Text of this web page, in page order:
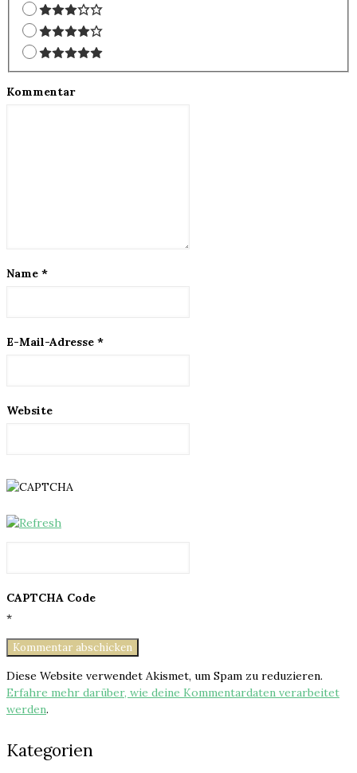
Kommentar
Name *
E-Mail-Adresse *
Website
CAPTCHA Code
*
Diese Website verwendet Akismet, um Spam zu reduzieren.
Erfahre mehr darüber, wie deine Kommentardaten verarbeitet
werden.
Kategorien